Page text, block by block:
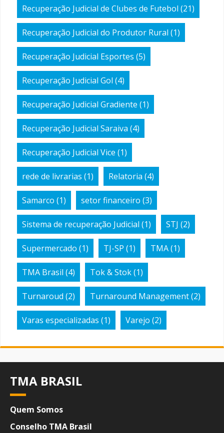
Recuperação Judicial de Clubes de Futebol (21)
Recuperação Judicial do Produtor Rural (1)
Recuperação Judicial Esportes (5)
Recuperação Judicial Gol (4)
Recuperação Judicial Gradiente (1)
Recuperação Judicial Saraiva (4)
Recuperação Judicial Vice (1)
rede de livrarias (1) Relatoria (4)
Samarco (1) setor financeiro (3)
Sistema de recuperação Judicial (1) STJ (2)
Supermercado (1) TJ-SP (1) TMA(1)
TMA Brasil (4) Tok & Stok(1)
Turnaroud (2) Turnaround Management(2)
Varas especializadas (1) Varejo (2)
TMA BRASIL
Quem Somos
Conselho TMA Brasil